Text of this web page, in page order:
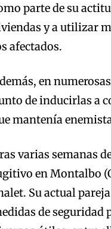
parte de su
y a utilizar
afectados.
en
de inducirlas a
mantenía
varias semanas
en Montalbo
Su actual
de seguridad